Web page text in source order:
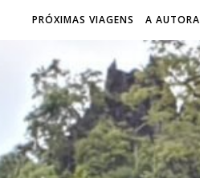
PRÓXIMAS VIAGENS A AUTORA